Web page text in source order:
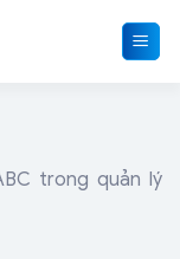
trong quản lý